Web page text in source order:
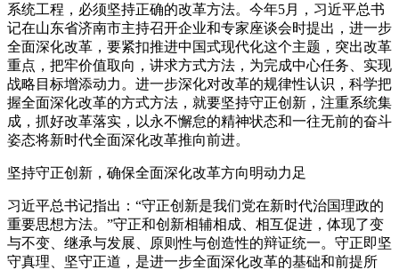
系统工程，必须坚持正确的改革方法。今年5月，习近平总书
记在山东省济南市主持召开企业和专家座谈会时提出，进一步
全面深化改革，要紧扣推进中国式现代化这个主题，突出改革
重点，把牢价值取向，讲求方式方法，为完成中心任务、实现
战略目标增添动力。进一步深化对改革的规律性认识，科学把
握全面深化改革的方式方法，就要坚持守正创新，注重系统集
成，抓好改革落实，以永不懈怠的精神状态和一往无前的奋斗
姿态将新时代全面深化改革推向前进。
坚持守正创新，确保全面深化改革方向明动力足
习近平总书记指出：“守正创新是我们党在新时代治国理政的
重要思想方法。”守正和创新相辅相成、相互促进，体现了变
与不变、继承与发展、原则性与创造性的辩证统一。守正即坚
守真理、坚守正道，是进一步全面深化改革的基础和前提所